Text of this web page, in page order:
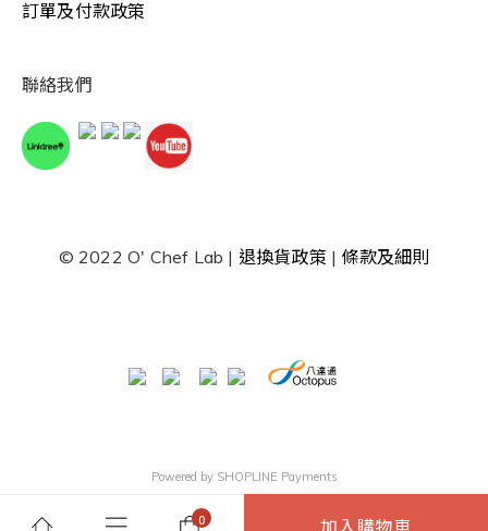
加入購物車
訂單及付款政策
聯絡我們
© 2022 O' Chef Lab | 退換貨政策 | 條款及細則
Powered by SHOPLINE Payments